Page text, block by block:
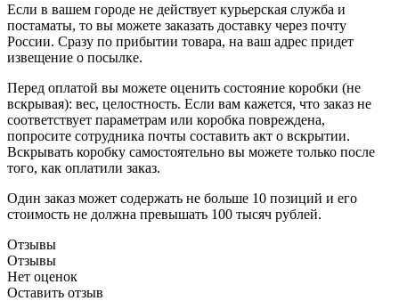
Если в вашем городе не действует курьерская служба и
постаматы, то вы можете заказать доставку через почту
России. Сразу по прибытии товара, на ваш адрес придет
извещение о посылке.
Перед оплатой вы можете оценить состояние коробки (не
вскрывая): вес, целостность. Если вам кажется, что заказ не
соответствует параметрам или коробка повреждена,
попросите сотрудника почты составить акт о вскрытии.
Вскрывать коробку самостоятельно вы можете только после
того, как оплатили заказ.
Один заказ может содержать не больше 10 позиций и его
стоимость не должна превышать 100 тысяч рублей.
Отзывы
Отзывы
Нет оценок
Оставить отзыв